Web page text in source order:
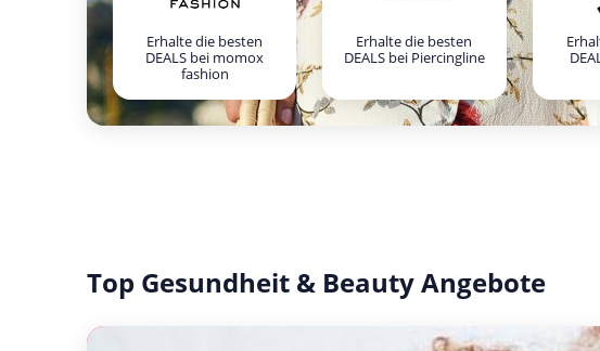
Erhalte die besten
DEALS bei momox
fashion
Erhalte die besten
DEALS bei Piercingline
Top Gesundheit & Beauty Angebote